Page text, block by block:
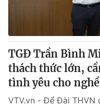
TGĐ Trần Bình
thách thức lớn,
tình yêu cho nghề
VTV.vn - Để Đài THVN